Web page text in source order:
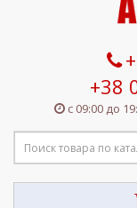
+38
с 09:00 до